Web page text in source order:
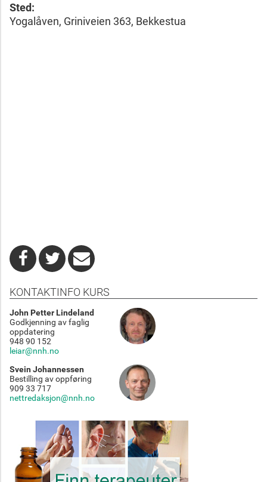
Sted:
Yogalåven, Griniveien 363, Bekkestua
KONTAKTINFO KURS
John Petter Lindeland
Godkjenning av faglig
oppdatering
948 90 152
leiar@nnh.no
Svein Johannessen
Bestilling av oppføring
909 33 717
nettredaksjon@nnh.no